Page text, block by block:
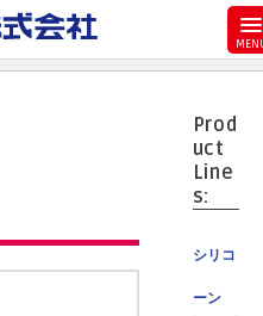
Prod
uct
Line
s:
シリコ
ーン